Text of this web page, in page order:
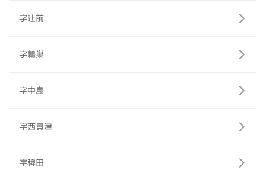
字辻前
字鶇巣
字中島
字西貝津
字稗田